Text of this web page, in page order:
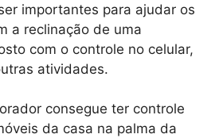
importantes para ajudar os
a reclinação de uma
com o controle no celular,
atividades.
consegue ter controle
da casa na palma da